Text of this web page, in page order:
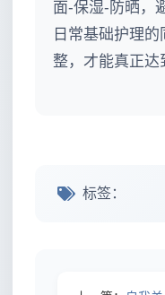
面-保湿-防晒，
日常基础护理
整，才能真正达
标签：